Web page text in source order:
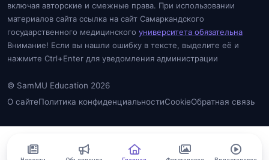
включая авторские и смежные права. При использовании
материалов сайта ссылка на сайт Самаркандского
государственного медицинского университета обязательна
Внимание! Если вы нашли ошибку в тексте, выделите её и
нажмите Ctrl+Enter для уведомления администрации
© SamMU Education 2026
О сайтеПолитика конфиденциальностиCookieОбратная связь